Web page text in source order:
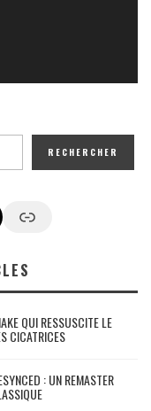
RECHERCHER
Google News
QUI RESSUSCITE LE
CICATRICES
: UN REMASTER